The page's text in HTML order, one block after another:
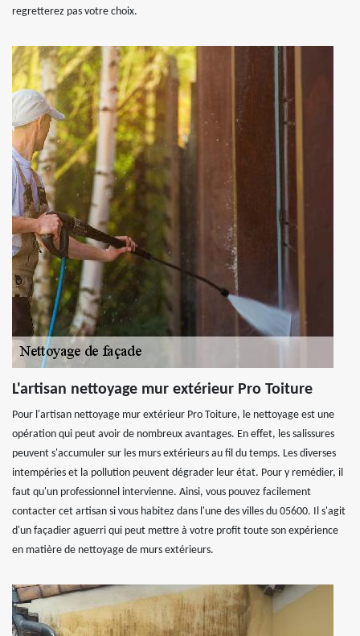
regretterez pas votre choix.
L'artisan nettoyage mur extérieur Pro Toiture
Pour l'artisan nettoyage mur extérieur Pro Toiture, le nettoyage est une
opération qui peut avoir de nombreux avantages. En effet, les salissures
peuvent s'accumuler sur les murs extérieurs au fil du temps. Les diverses
intempéries et la pollution peuvent dégrader leur état. Pour y remédier, il
faut qu'un professionnel intervienne. Ainsi, vous pouvez facilement
contacter cet artisan si vous habitez dans l'une des villes du 05600. Il s'agit
d'un façadier aguerri qui peut mettre à votre profit toute son expérience
en matière de nettoyage de murs extérieurs.